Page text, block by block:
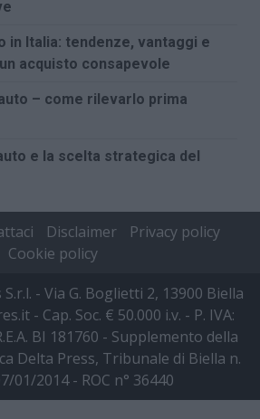
in Italia: tendenze, vantaggi e
acquisto consapevole
– come rilevarlo prima
e la scelta strategica del
Disclaimer
Privacy policy
Cookie policy
- Via G. Boglietti 2, 13900 Biella
- Cap. Soc. € 50.000 i.v. - P. IVA:
BI 181760 - Supplemento della
Delta Press, Tribunale di Biella n.
01/2014 - ROC n° 36440